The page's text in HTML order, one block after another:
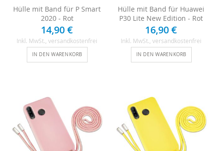
Hülle mit Band für P Smart
2020 - Rot
14,90 €
Inkl. MwSt. , versandkostenfrei
IN DEN WARENKORB
Hülle mit Band für Huawei
P30 Lite New Edition - Rot
16,90 €
Inkl. MwSt. , versandkostenfrei
IN DEN WARENKORB